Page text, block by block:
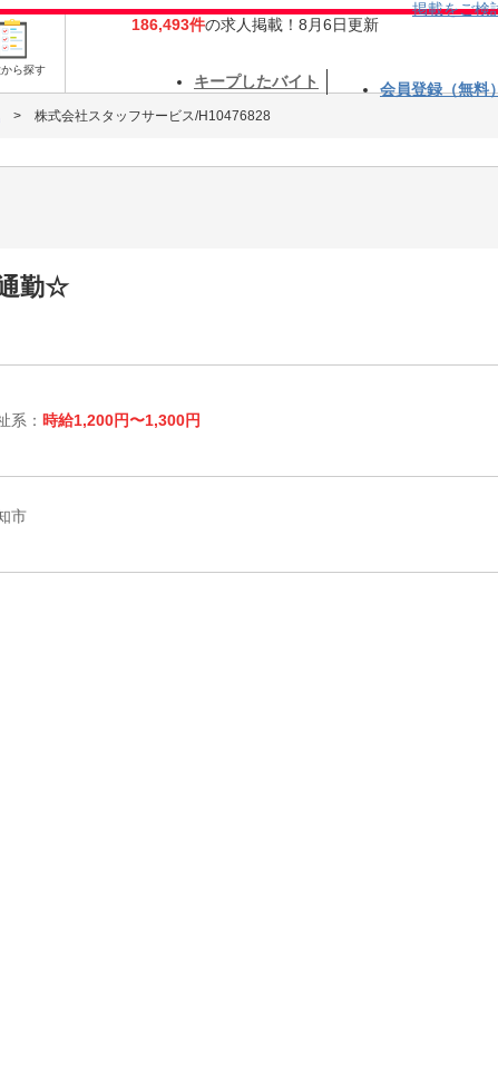
ら探す
186,493件の求人掲載！8月6日更新
掲載をご検
キープしたバイト 会員登録（無料
株式会社スタッフサービス/H10476828
勤☆
系： 時給1,200円〜1,300円
市